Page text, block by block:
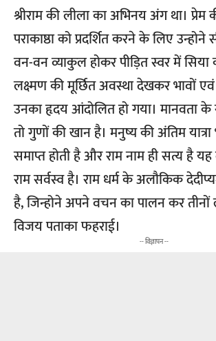
श्रीराम की लीला का अभिनय अंग था। प्रेम
पराकाष्ठा को प्रदर्शित करने के लिए
वन-वन व्याकुल होकर पीड़ित स्वर में सिया
लक्ष्मण की मूर्छित अवस्था देखकर भावों
उनका हृदय आंदोलित हो गया। मानवता
तो गुणों की खान है। मनुष्य की अंतिम यात्रा
समाप्त होती है और राम नाम ही सत्य है यह
राम सर्वस्व है। राम धर्म के अलौकिक
है, जिन्होने अपने वचन का पालन कर
विजय पताका फहराई।
-- विज्ञापन --